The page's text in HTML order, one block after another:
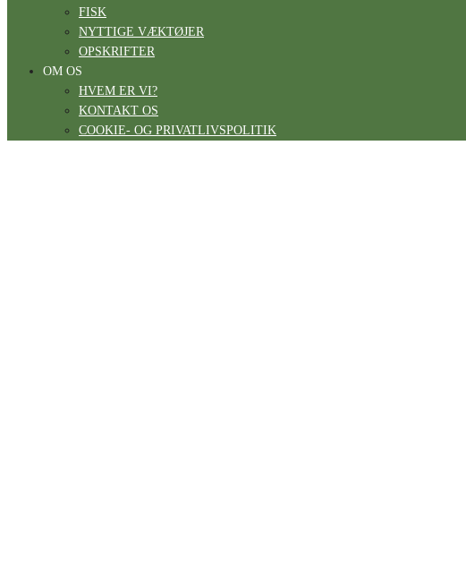
FISK
NYTTIGE VÆKTØJER
OPSKRIFTER
OM OS
HVEM ER VI?
KONTAKT OS
COOKIE- OG PRIVATLIVSPOLITIK